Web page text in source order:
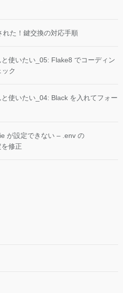
れた！鍵交換の対応手順
使いたい_05: Flake8 でコーディン
ク
使いたい_04: Black を入れてフォー
が設定できない – .env の
修正